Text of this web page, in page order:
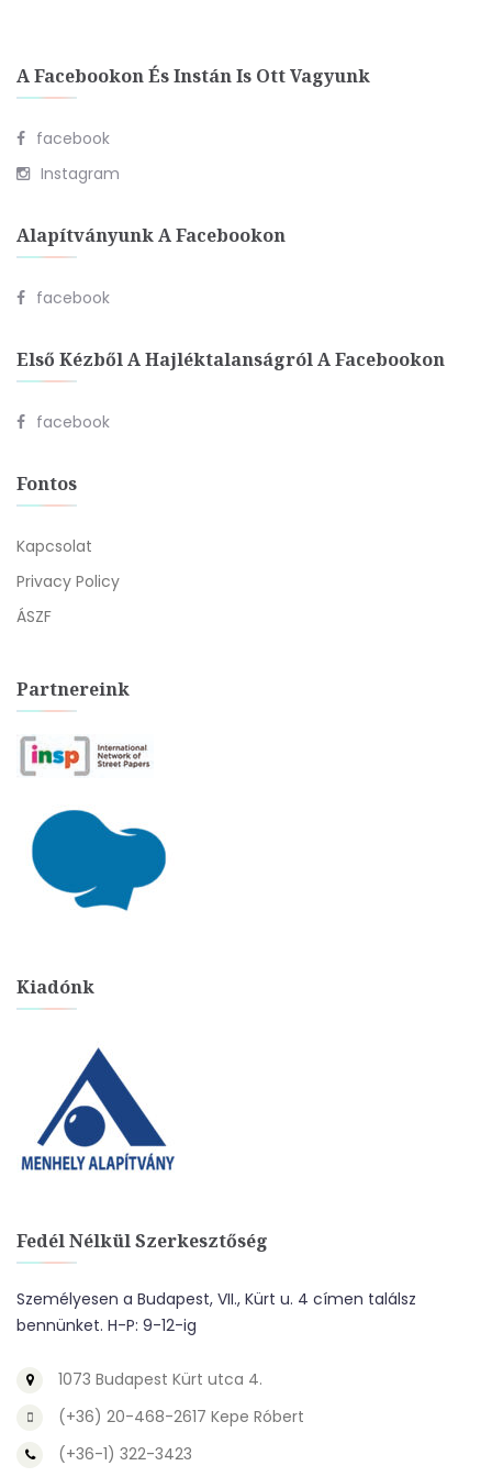
A Facebookon És Instán Is Ott Vagyunk
facebook
Instagram
Alapítványunk A Facebookon
facebook
Első Kézből A Hajléktalanságról A Facebookon
facebook
Fontos
Kapcsolat
Privacy Policy
ÁSZF
Partnereink
Kiadónk
Fedél Nélkül Szerkesztőség
Személyesen a Budapest, VII., Kürt u. 4 címen találsz
bennünket. H-P: 9-12-ig
1073 Budapest Kürt utca 4.
(+36) 20-468-2617 Kepe Róbert
(+36-1) 322-3423